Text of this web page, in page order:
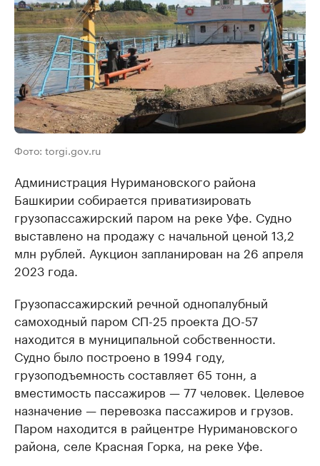
Фото: torgi.gov.ru
Администрация Нуримановского района
Башкирии собирается приватизировать
грузопассажирский паром на реке Уфе. Судно
выставлено на продажу с начальной ценой 13,2
млн рублей. Аукцион запланирован на 26 апреля
2023 года.
Грузопассажирский речной однопалубный
самоходный паром СП-25 проекта ДО-57
находится в муниципальной собственности.
Судно было построено в 1994 году,
грузоподъемность составляет 65 тонн, а
вместимость пассажиров — 77 человек. Целевое
назначение — перевозка пассажиров и грузов.
Паром находится в райцентре Нуримановского
района, селе Красная Горка, на реке Уфе.